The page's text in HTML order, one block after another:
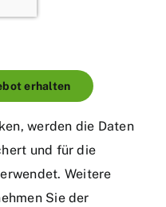
erhalten
werden die Daten
und für die
Weitere
Sie der